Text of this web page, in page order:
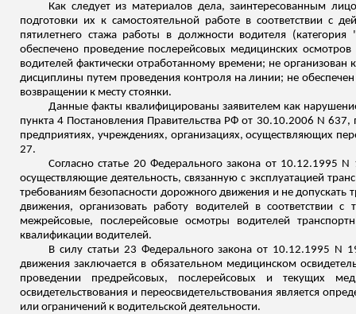
Как следует из материалов дела, заинтересованным
подготовки их к самостоятельной работе в соответствии с
пятилетнего стажа работы в должности водителя
обеспечено проведение послерейсовых медицинских осмотров
водителей фактически отработанному времени; не
дисциплины путем проведения контроля на линии; не
возвращении к месту стоянки.
Данные факты квалифицированы заявителем как
пункта 4 Постановления Правительства РФ от 30.10.2006 N
предприятиях, учреждениях, организациях, осуществляющих
27.
Согласно статье 20 Федерального закона от 10.12.1995
осуществляющие деятельность, связанную с эксплуатацией
требованиям безопасности дорожного движения и не допускать
движения, организовать работу водителей в соответствии
межрейсовые, послерейсовыеосмотры водителей
квалификации водителей.
В силу статьи 23 Федерального закона от 10.12.1995 N
движения заключается в обязательном медицинском
проведении предрейсовых, послерейсовых и текущих
освидетельствования и переосвидетельствования является
или ограничений к водительской деятельности.